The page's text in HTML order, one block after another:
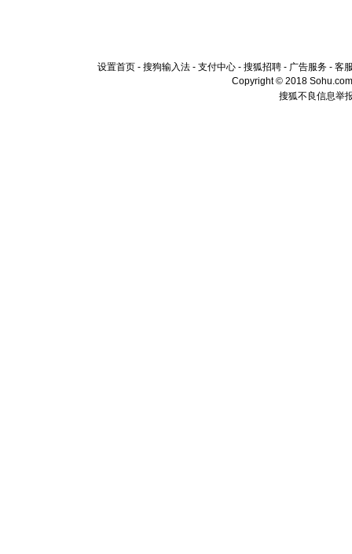
设置首页 - 搜狗输入法 - 支付中心 - 搜狐招聘 - 广告服务 - 客
Copyright © 2018
搜狐不良信息举